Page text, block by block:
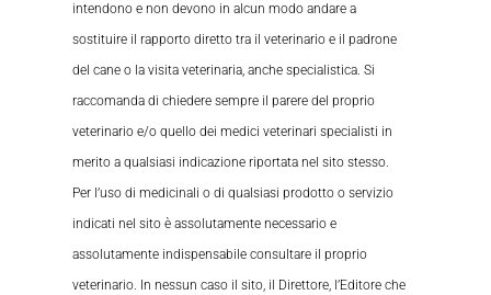
intendono e non devono in alcun modo andare a
sostituire il rapporto diretto tra il veterinario e il padrone
del cane o la visita veterinaria, anche specialistica. Si
raccomanda di chiedere sempre il parere del proprio
veterinario e/o quello dei medici veterinari specialisti in
merito a qualsiasi indicazione riportata nel sito stesso.
Per l’uso di medicinali o di qualsiasi prodotto o servizio
indicati nel sito è assolutamente necessario e
assolutamente indispensabile consultare il proprio
veterinario. In nessun caso il sito, il Direttore, l’Editore che